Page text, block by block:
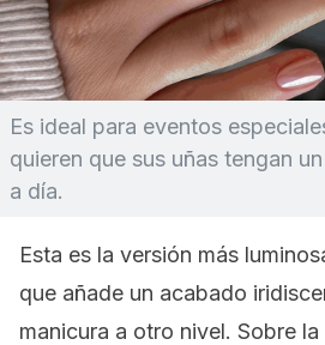
Es ideal para eventos
quieren que sus uñas tengan
a día.
Esta es la versión más
que añade un acabado
manicura a otro nivel. Sobre